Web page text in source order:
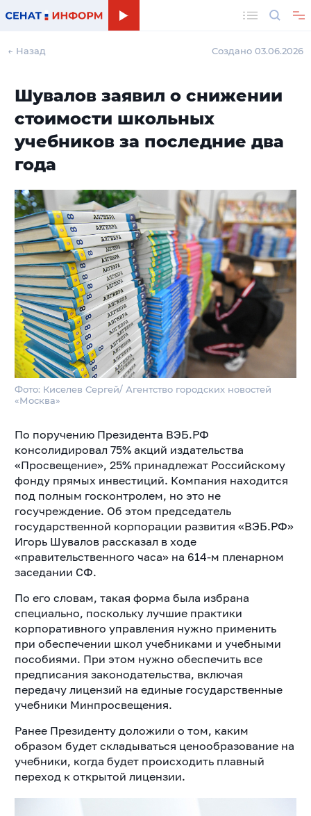
← Назад Создано 03.06.2026
Шувалов заявил о снижении
стоимости школьных
учебников за последние два
года
Фото: Киселев Сергей/ Агентство городских новостей
«Москва»
По поручению Президента ВЭБ.РФ
консолидировал 75% акций издательства
«Просвещение», 25% принадлежат Российскому
фонду прямых инвестиций. Компания находится
под полным госконтролем, но это не
госучреждение. Об этом председатель
государственной корпорации развития «ВЭБ.РФ»
Игорь Шувалов рассказал в ходе
«правительственного часа» на 614-м пленарном
заседании СФ.
По его словам, такая форма была избрана
специально, поскольку лучшие практики
корпоративного управления нужно применить
при обеспечении школ учебниками и учебными
пособиями. При этом нужно обеспечить все
предписания законодательства, включая
передачу лицензий на единые государственные
учебники Минпросвещения.
Ранее Президенту доложили о том, каким
образом будет складываться ценообразование на
учебники, когда будет происходить плавный
переход к открытой лицензии.